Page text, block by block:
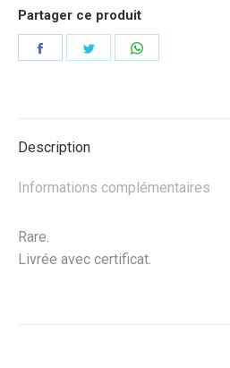
Partager ce produit
Partager Partager
Description
Informations complémentaires
Rare.
Livrée avec certificat.